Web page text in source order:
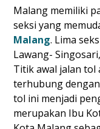
Malang memiliki
seksi yang
Malang. Lima
Lawang-
Titik awal jalan tol
terhubung dengan
tol ini menjadi
merupakan Ibu